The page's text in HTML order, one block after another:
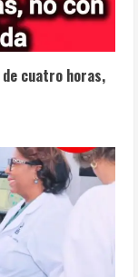
cuatro horas,